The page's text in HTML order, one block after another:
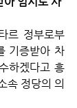
르 정부로부
기증받아 차
하겠다고 흥
속 정당의 의